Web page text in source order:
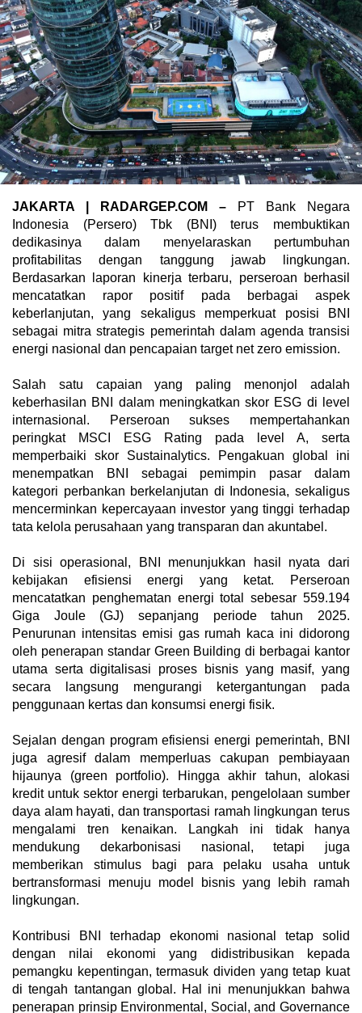
JAKARTA | RADARGEP.COM –
PT Bank Negara
Indonesia (Persero) Tbk (BNI) terus membuktikan
dedikasinya dalam menyelaraskan pertumbuhan
profitabilitas dengan tanggung jawab lingkungan.
Berdasarkan laporan kinerja terbaru, perseroan berhasil
mencatatkan rapor positif pada berbagai aspek
keberlanjutan, yang sekaligus memperkuat posisi BNI
sebagai mitra strategis pemerintah dalam agenda transisi
energi nasional dan pencapaian target net zero emission.
‎Salah satu capaian yang paling menonjol adalah
keberhasilan BNI dalam meningkatkan skor ESG di level
internasional. Perseroan sukses mempertahankan
peringkat MSCI ESG Rating pada level A, serta
memperbaiki skor Sustainalytics. Pengakuan global ini
menempatkan BNI sebagai pemimpin pasar dalam
kategori perbankan berkelanjutan di Indonesia, sekaligus
mencerminkan kepercayaan investor yang tinggi terhadap
tata kelola perusahaan yang transparan dan akuntabel.
‎Di sisi operasional, BNI menunjukkan hasil nyata dari
kebijakan efisiensi energi yang ketat. Perseroan
mencatatkan penghematan energi total sebesar 559.194
Giga Joule (GJ) sepanjang periode tahun 2025.
Penurunan intensitas emisi gas rumah kaca ini didorong
oleh penerapan standar Green Building di berbagai kantor
utama serta digitalisasi proses bisnis yang masif, yang
secara langsung mengurangi ketergantungan pada
penggunaan kertas dan konsumsi energi fisik.
‎Sejalan dengan program efisiensi energi pemerintah, BNI
juga agresif dalam memperluas cakupan pembiayaan
hijaunya (green portfolio). Hingga akhir tahun, alokasi
kredit untuk sektor energi terbarukan, pengelolaan sumber
daya alam hayati, dan transportasi ramah lingkungan terus
mengalami tren kenaikan. Langkah ini tidak hanya
mendukung dekarbonisasi nasional, tetapi juga
memberikan stimulus bagi para pelaku usaha untuk
bertransformasi menuju model bisnis yang lebih ramah
lingkungan.
‎Kontribusi BNI terhadap ekonomi nasional tetap solid
dengan nilai ekonomi yang didistribusikan kepada
pemangku kepentingan, termasuk dividen yang tetap kuat
di tengah tantangan global. Hal ini menunjukkan bahwa
penerapan prinsip Environmental, Social, and Governance